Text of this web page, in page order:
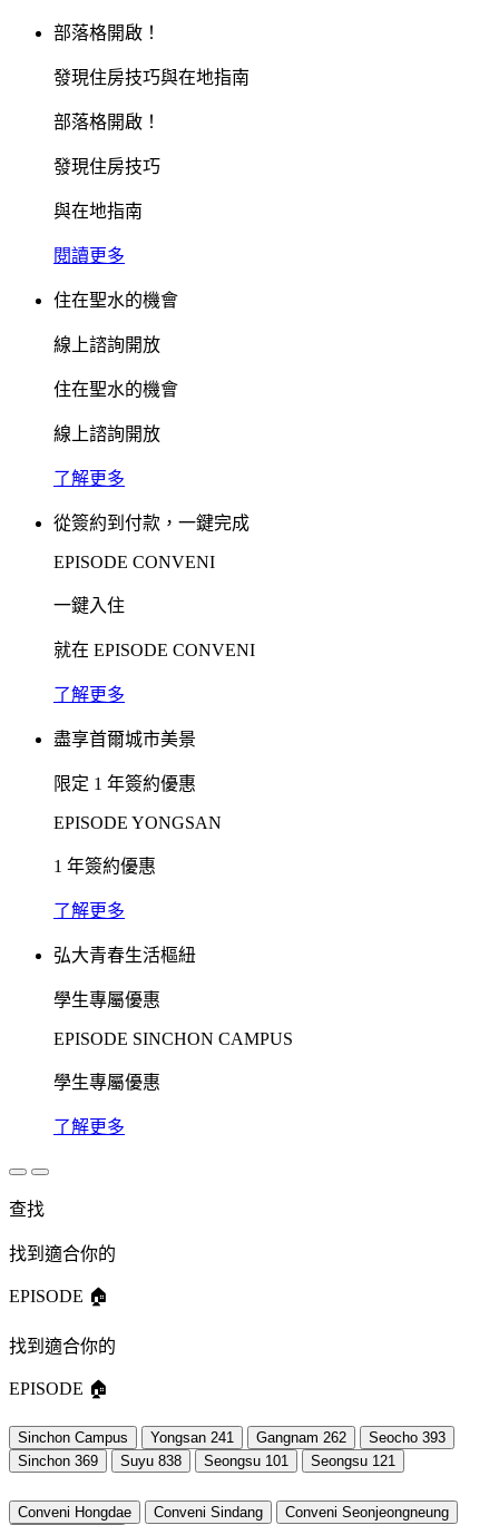
部落格開啟！
發現住房技巧與在地指南
部落格開啟！
發現住房技巧
與在地指南
閱讀更多
住在聖水的機會
線上諮詢開放
住在聖水的機會
線上諮詢開放
了解更多
從簽約到付款，一鍵完成
EPISODE CONVENI
一鍵入住
就在 EPISODE CONVENI
了解更多
盡享首爾城市美景
限定 1 年簽約優惠
EPISODE YONGSAN
1 年簽約優惠
了解更多
弘大青春生活樞紐
學生專屬優惠
EPISODE SINCHON CAMPUS
學生專屬優惠
了解更多
查找
找到適合你的
EPISODE 🏠
找到適合你的
EPISODE 🏠
Sinchon Campus Yongsan 241 Gangnam 262
Seocho 393
Sinchon 369
Suyu 838 Seongsu 101 Seongsu 121
Conveni Hongdae Conveni Sindang
Conveni Seonjeongneung